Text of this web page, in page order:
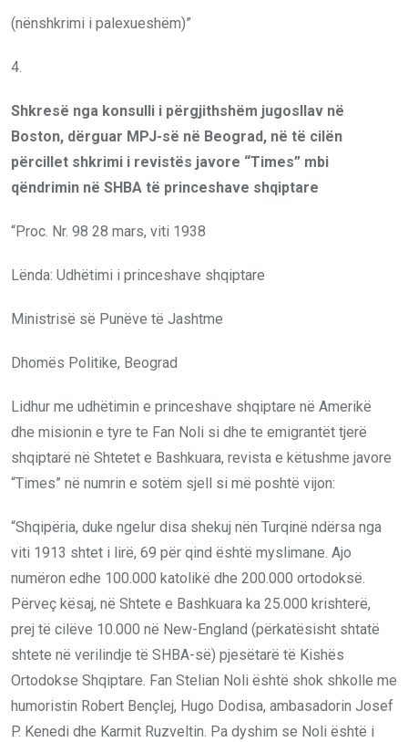
(nënshkrimi i palexueshëm)”
4.
Shkresë nga konsulli i përgjithshëm jugosllav në
Boston, dërguar MPJ-së në Beograd, në të cilën
përcillet shkrimi i revistës javore “Times” mbi
qëndrimin në SHBA të princeshave shqiptare
“Proc. Nr. 98 28 mars, viti 1938
Lënda: Udhëtimi i princeshave shqiptare
Ministrisë së Punëve të Jashtme
Dhomës Politike, Beograd
Lidhur me udhëtimin e princeshave shqiptare në Amerikë
dhe misionin e tyre te Fan Noli si dhe te emigrantët tjerë
shqiptarë në Shtetet e Bashkuara, revista e këtushme javore
“Times” në numrin e sotëm sjell si më poshtë vijon:
“Shqipëria, duke ngelur disa shekuj nën Turqinë ndërsa nga
viti 1913 shtet i lirë, 69 për qind është myslimane. Ajo
numëron edhe 100.000 katolikë dhe 200.000 ortodoksë.
Përveç kësaj, në Shtete e Bashkuara ka 25.000 krishterë,
prej të cilëve 10.000 në New-England (përkatësisht shtatë
shtete në verilindje të SHBA-së) pjesëtarë të Kishës
Ortodokse Shqiptare. Fan Stelian Noli është shok shkolle me
humoristin Robert Bençlej, Hugo Dodisa, ambasadorin Josef
P. Kenedi dhe Karmit Ruzveltin. Pa dyshim se Noli është i